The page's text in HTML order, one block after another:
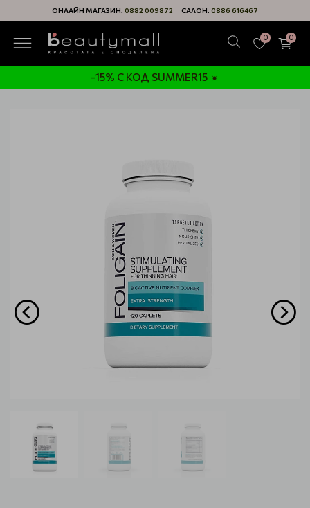
ОНЛАЙН МАГАЗИН: 0882 009872 САЛОН: 0886 616467
0 0
-15% С КОД SUMMER15 ☀️